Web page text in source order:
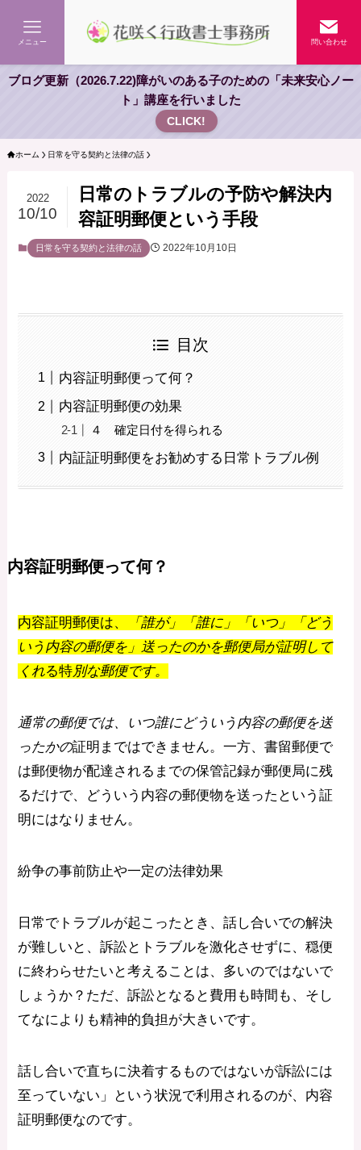
問い合わせ
メニュー
ブログ更新（2026.7.22)障がいのある子のための「未来安心ノー
ト」講座を行いました
CLICK!
ホーム 日常を守る契約と法律の話
日常のトラブルの予防や解決内
容証明郵便という手段
2022
10/10
日常を守る契約と法律の話 2022年10月10日
目次
内容証明郵便って何？
内容証明郵便の効果
４ 確定日付を得られる
内証証明郵便をお勧めする日常トラブル例
内容証明郵便って何？
内容証明郵便は、
「誰が」「誰に」「いつ」「どう
いう内容の郵便を」送ったのかを郵便局が証明して
くれる特別な郵便です。
通常の郵便では、いつ誰にどういう内容の郵便を送
ったかの証明まではできません。一方、書留郵便で
は郵便物が配達されるまでの保管記録が郵便局に残
るだけで、どういう内容の郵便物を送ったという証
明にはなりません。
紛争の事前防止や一定の法律効果
日常でトラブルが起こったとき、話し合いでの解決
が難しいと、訴訟とトラブルを激化させずに、穏便
に終わらせたいと考えることは、多いのではないで
しょうか？ただ、訴訟となると費用も時間も、そし
てなによりも精神的負担が大きいです。
話し合いで直ちに決着するものではないが訴訟には
至っていない」という状況で利用されるのが、内容
証明郵便なのです。